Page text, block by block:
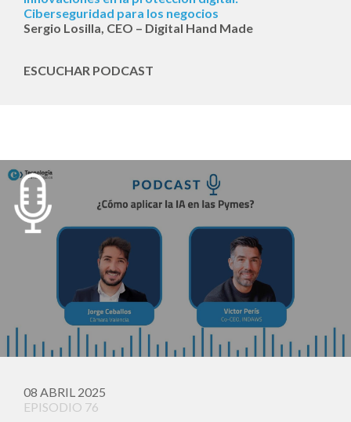
Ciberseguridad para los negocios
Sergio Losilla, CEO – Digital Hand Made
ESCUCHAR PODCAST
08 ABRIL 2025
EPISODIO 76